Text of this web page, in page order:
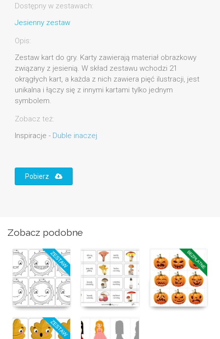
Dostępny w zestawach:
Jesienny zestaw
Opis:
Zestaw kart do gry. Karty zawierają materiał obrazkowy
związany z jesienią. W skład zestawu wchodzi 21
okrągłych kart, a każda z nich zawiera pięć ilustracji, jest
unikalna i łączy się z innymi kartami tylko jednym
symbolem.
Zobacz też:
Inspiracje - Duble inaczej
Pobierz
Zobacz podobne